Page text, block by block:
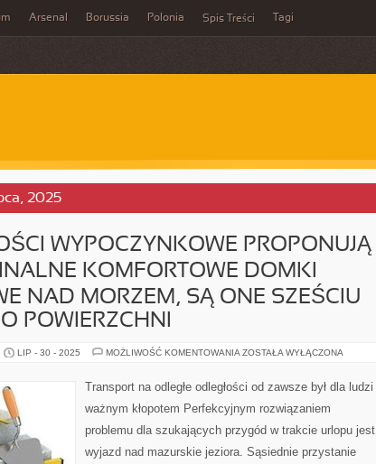
Arsenal Borussia Polonia Spis Treści Tagi
2025
WYPOCZYNKOWE PROPONUJĄ
KOMFORTOWE DOMKI
NAD MORZEM, SĄ ONE SZEŚCIU
POWIERZCHNI
LIP - 30 - 2025 MOŻLIWOŚĆ KOMENTOWANIA MIEJSCOWOŚCI
DZIŚ
ORYGINALNE
DOMKI
NAD
SĄ
ONE
ZOSTAŁA WYŁĄCZONA
Transport na odległe odległości od zawsze był dla ludzi
ważnym kłopotem Perfekcyjnym rozwiązaniem
problemu dla szukających przygód w trakcie urlopu jest
wyjazd nad mazurskie jeziora. Sąsiednie przystanie